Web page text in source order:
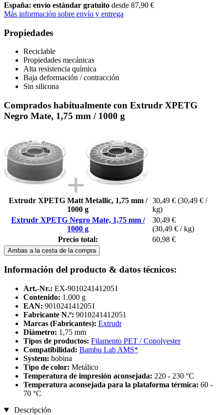
España: envío estándar gratuito desde 87,90 €
Más información sobre envío y entrega
Propiedades
Reciclable
Propiedades mecánicas
Alta resistencia química
Baja deformación / contracción
Sin silicona
Comprados habitualmente con Extrudr XPETG
Negro Mate, 1,75 mm / 1000 g
Extrudr XPETG Matt Metallic, 1,75 mm /
1000 g
30,49 € (30,49 € /
kg)
Extrudr XPETG Negro Mate, 1,75 mm /
1000 g
30,49 €
(30,49 € / kg)
Precio total:
60,98 €
Ambas a la cesta de la compra
Información del producto & datos técnicos:
Art.-Nr.: EX-9010241412051
Contenido: 1.000 g
EAN: 9010241412051
Fabricante N.º: 9010241412051
Marcas (Fabricantes): Extrudr
Diámetro: 1,75 mm
Tipos de productos: Filamento PET / Copolyester
Compatibilidad: Bambu Lab AMS*
System: bobina
Tipo de color: Metálico
Temperatura de impresión aconsejada: 220 - 230 °C
Temperatura aconsejada para la plataforma térmica: 60 -
70 °C
Descripción